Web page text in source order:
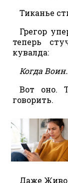
Тиканье
Грегор
теперь
кувалда:
Когда
Вот оно.
говорить.
Даже